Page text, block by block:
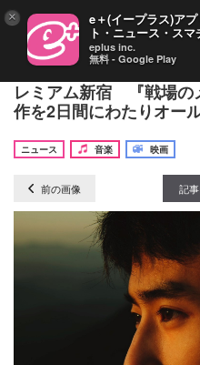
坂本龍一さんが音響監
レミアム新宿 『戦場の
作を2日間にわたりオー
ニュース
音楽 映画
前の画像 記
× e＋(イープラス)ア
ト・ニュース・スマ
eplus inc.
無料 - Google Play